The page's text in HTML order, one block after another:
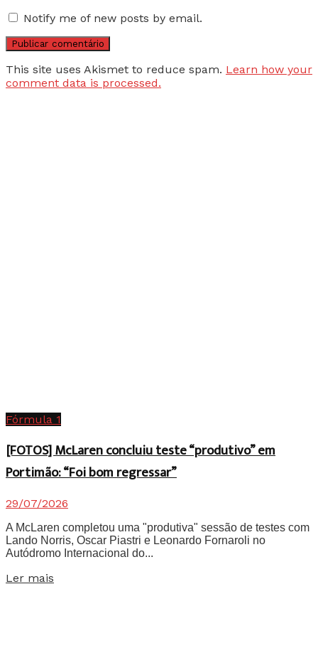
Notify me of new posts by email.
This site uses Akismet to reduce spam. Learn how your
comment data is processed.
Fórmula 1
[FOTOS] McLaren concluiu teste “produtivo” em
Portimão: “Foi bom regressar”
29/07/2026
A McLaren completou uma "produtiva" sessão de testes com
Lando Norris, Oscar Piastri e Leonardo Fornaroli no
Autódromo Internacional do...
Ler mais